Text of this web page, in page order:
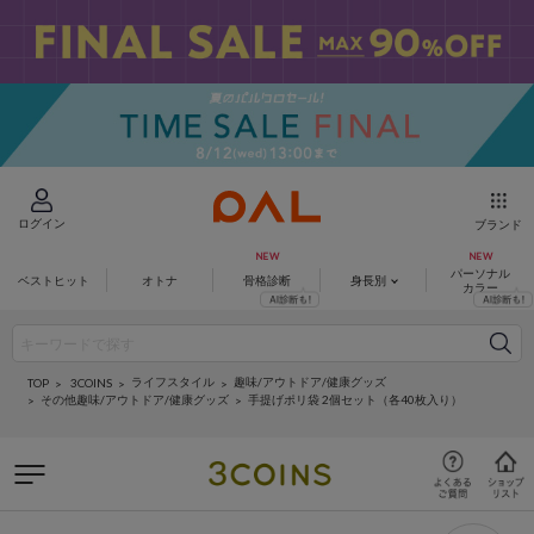
ログイン ブランド
ベストヒット オトナ 骨格診断 身長別
パーソナル
カラー
TOP 3COINS ライフスタイル
趣味/アウトドア/健康グッズ
その他趣味/アウトドア/健康グッズ
手提げポリ袋 2個セット（各40枚入り）